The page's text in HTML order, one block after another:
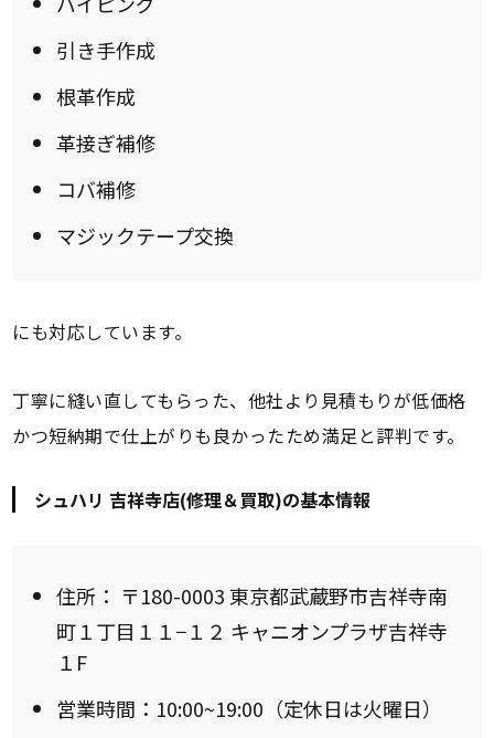
引き手作成
根革作成
革接ぎ補修
コバ補修
マジックテープ交換
にも対応しています。
丁寧に縫い直してもらった、他社より見積もりが低価格
かつ短納期で仕上がりも良かったため満足と評判です。
シュハリ 吉祥寺店(修理＆買取)の基本情報
住所： 〒180-0003 東京都武蔵野市吉祥寺南
町１丁目１１−１２ キャニオンプラザ吉祥寺
１F
営業時間：10:00~19:00（定休日は火曜日）